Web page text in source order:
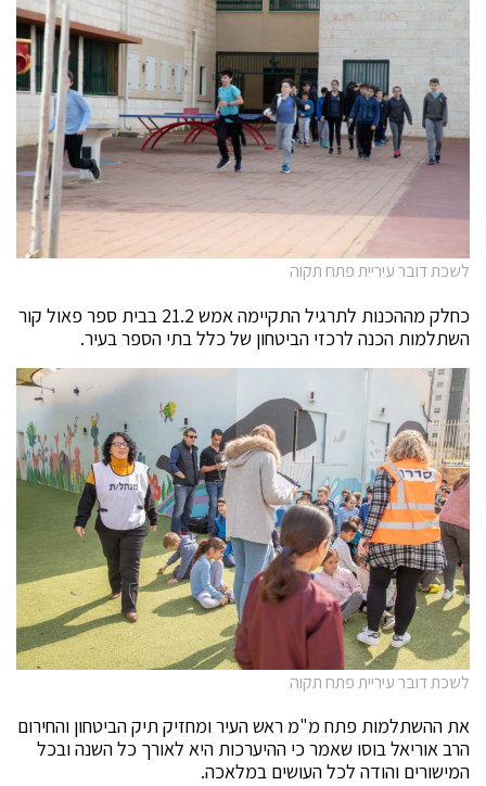
לשכת דובר עיריית פתח תקוה
כחלק מההכנות לתרגיל התקיימה אמש 21.2 בבית ספר פאול קור
השתלמות הכנה לרכזי הביטחון של כלל בתי הספר בעיר.
לשכת דובר עיריית פתח תקוה
את ההשתלמות פתח מ"מ ראש העיר ומחזיק תיק הביטחון והחירום
הרב אוריאל בוסו שאמר כי ההיערכות היא לאורך כל השנה ובכל
המישורים והודה לכל העושים במלאכה.